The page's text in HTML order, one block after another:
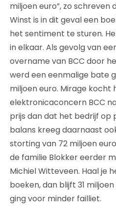
miljoen euro”, zo schreven
Winst is in dit geval een
het sentiment te sturen.
in elkaar. Als gevolg van
overname van BCC door
werd een eenmalige bate
miljoen euro. Mirage kocht
elektronicaconcern BCC
prijs dan dat het bedrijf op
balans kreeg daarnaast
storting van 72 miljoen
de familie Blokker eerder
Michiel Witteveen. Haal je
boeken, dan blijft 31
ging voor minder failliet.